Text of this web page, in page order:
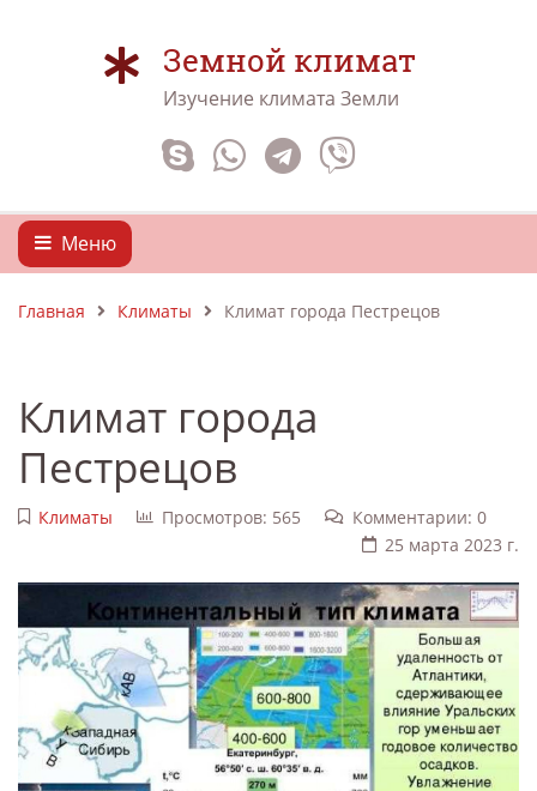
Земной климат
Изучение климата Земли
Меню
Главная Климаты Климат города Пестрецов
Климат города
Пестрецов
Климаты Просмотров: 565
Комментарии: 0
25 марта 2023 г.